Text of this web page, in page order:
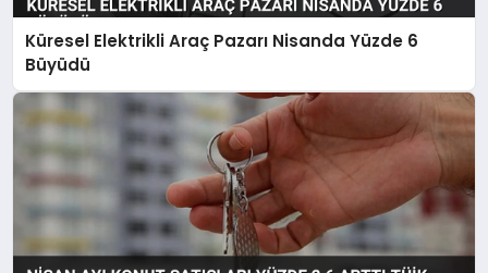
Küresel Elektrikli Araç Pazarı Nisanda Yüzde 6
Büyüdü